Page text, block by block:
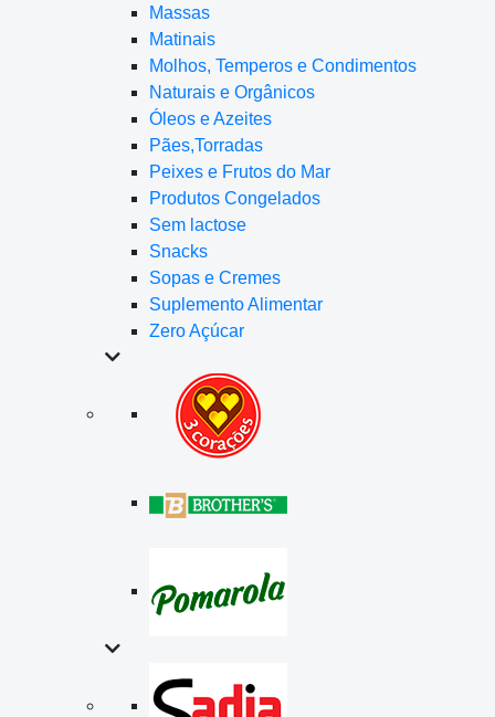
Massas
Matinais
Molhos, Temperos e Condimentos
Naturais e Orgânicos
Óleos e Azeites
Pães,Torradas
Peixes e Frutos do Mar
Produtos Congelados
Sem lactose
Snacks
Sopas e Cremes
Suplemento Alimentar
Zero Açúcar